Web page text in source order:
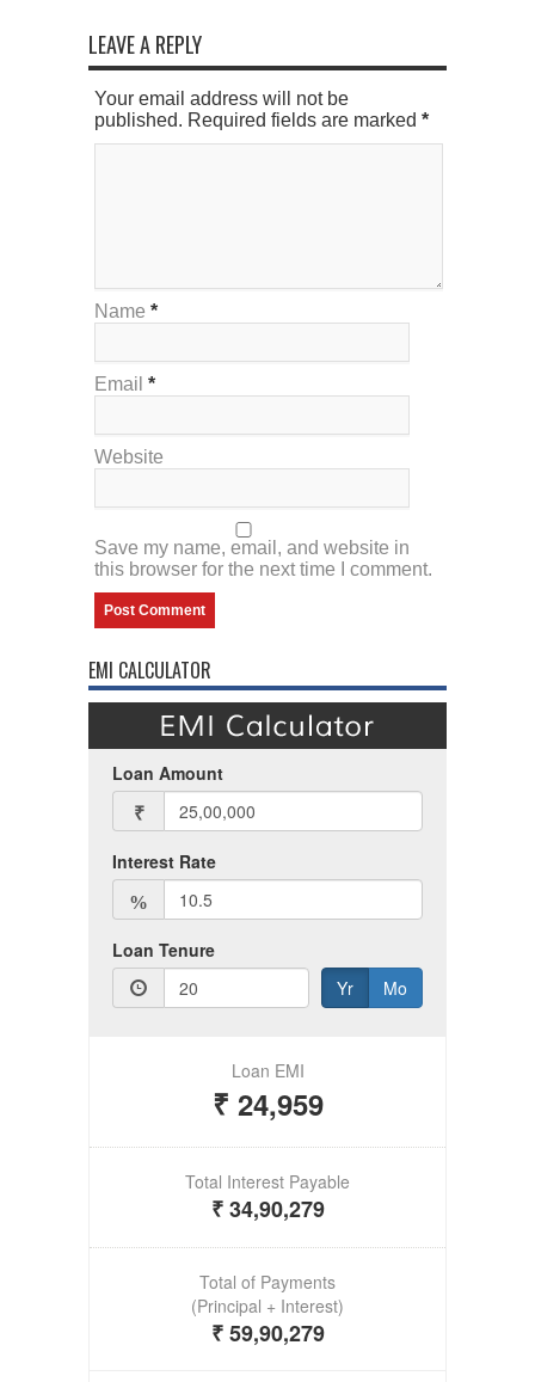
LEAVE A REPLY
Your email address will not be
published. Required fields are marked *
Name *
Email *
Website
Save my name, email, and website in
this browser for the next time I comment.
EMI CALCULATOR